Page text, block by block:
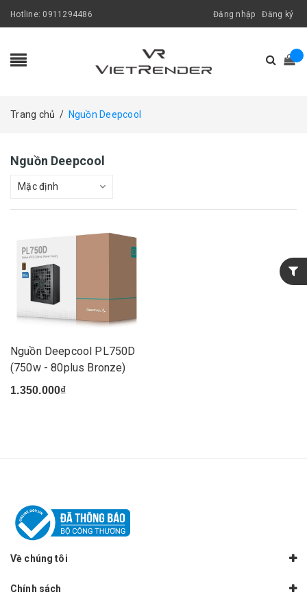
Hotline: 0911294486 Đăng nhập Đăng ký
Trang chủ / Nguồn Deepcool
Nguồn Deepcool
Nguồn Deepcool PL750D
(750w - 80plus Bronze)
1.350.000₫
Về chúng tôi
Chính sách